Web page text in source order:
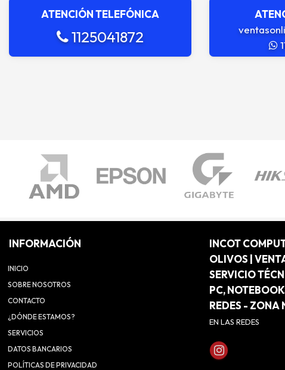
ATENCIÓN TELEFÓNICA
1125041872
INFORMACIÓN
INICIO
SOBRE NOSOTROS
CONTACTO
¿DÓNDE ESTAMOS?
SERVICIOS
DATOS BANCARIOS
POLÍTICAS DE PRIVACIDAD
INCOT
OLIVOS |
SERVICIO
PC,
REDES - ZONA
EN LAS REDES